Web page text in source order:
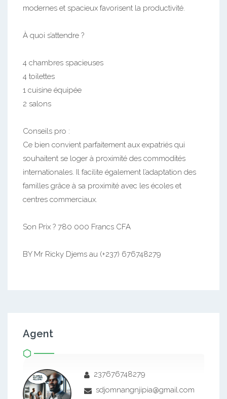
modernes et spacieux favorisent la productivité.
À quoi s’attendre ?
4 chambres spacieuses
4 toilettes
1 cuisine équipée
2 salons
Conseils pro :
Ce bien convient parfaitement aux expatriés qui
souhaitent se loger à proximité des commodités
internationales. Il facilite également l’adaptation des
familles grâce à sa proximité avec les écoles et
centres commerciaux.
Son Prix ? 780 000 Francs CFA
BY Mr Ricky Djems au (+237) 676748279
Agent
237676748279
sdjomnangnjipia@gmail.com